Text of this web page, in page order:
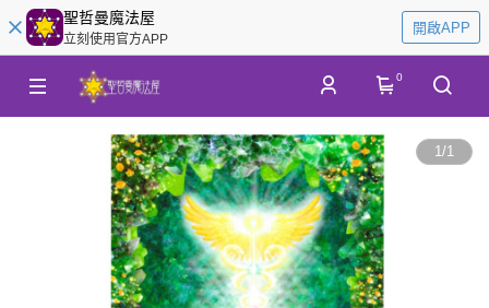
聖哲曼魔法屋
立刻使用官方APP
開啟APP
0
1/1